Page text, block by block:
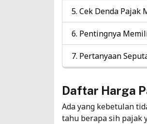
Cek Denda Pajak
Pentingnya
Pertanyaan
Daftar Harga
Ada yang kebetulan
tahu berapa sih pajak